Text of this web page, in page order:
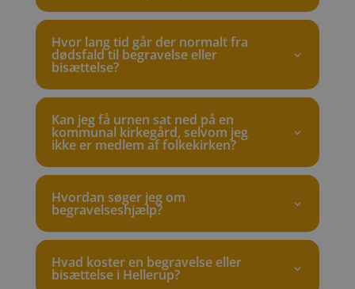
Hvor lang tid går der normalt fra
dødsfald til begravelse eller
bisættelse?
Kan jeg få urnen sat ned på en
kommunal kirkegård, selvom jeg
ikke er medlem af folkekirken?
Hvordan søger jeg om
begravelseshjælp?
Hvad koster en begravelse eller
bisættelse i Hellerup?